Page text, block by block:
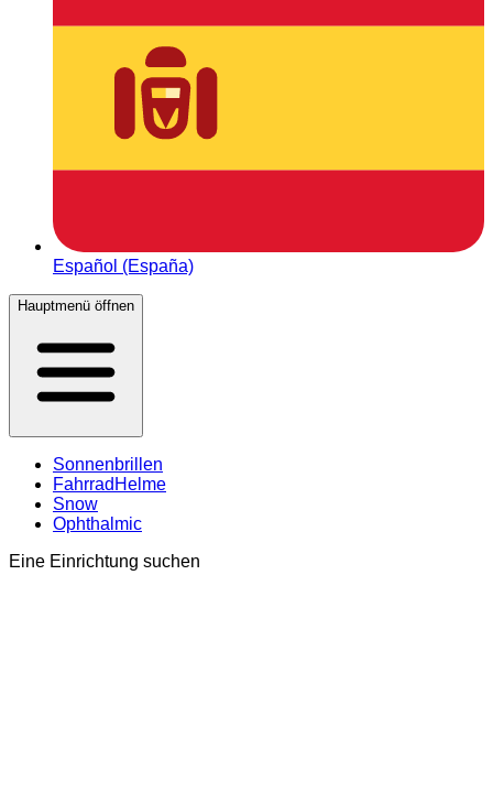
Español (España)
Hauptmenü öffnen
Sonnenbrillen
FahrradHelme
Snow
Ophthalmic
Eine Einrichtung suchen